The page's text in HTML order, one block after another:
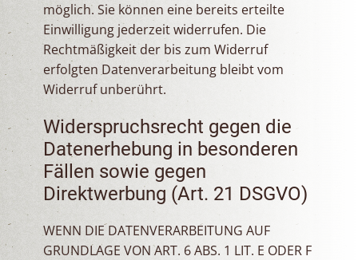
möglich. Sie können eine bereits erteilte
Einwilligung jederzeit widerrufen. Die
Rechtmäßigkeit der bis zum Widerruf
erfolgten Datenverarbeitung bleibt vom
Widerruf unberührt.
Widerspruchsrecht gegen die
Datenerhebung in besonderen
Fällen sowie gegen
Direktwerbung (Art. 21 DSGVO)
WENN DIE DATENVERARBEITUNG AUF
GRUNDLAGE VON ART. 6 ABS. 1 LIT. E ODER F